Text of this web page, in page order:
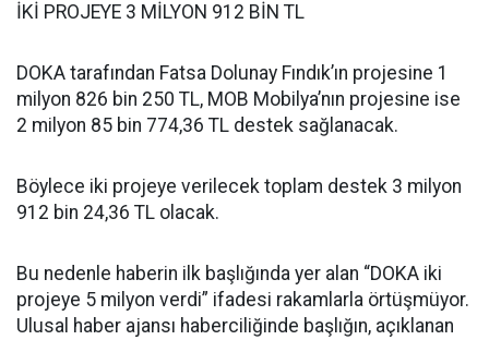
İKİ PROJEYE 3 MİLYON 912 BİN TL
DOKA tarafından Fatsa Dolunay Fındık’ın projesine 1
milyon 826 bin 250 TL, MOB Mobilya’nın projesine ise
2 milyon 85 bin 774,36 TL destek sağlanacak.
Böylece iki projeye verilecek toplam destek 3 milyon
912 bin 24,36 TL olacak.
Bu nedenle haberin ilk başlığında yer alan “DOKA iki
projeye 5 milyon verdi” ifadesi rakamlarla örtüşmüyor.
Ulusal haber ajansı haberciliğinde başlığın, açıklanan